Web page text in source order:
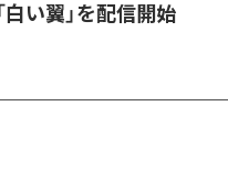
白い翼」を配信開始